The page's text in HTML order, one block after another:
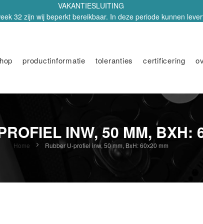
VAKANTIESLUITING
32 zijn wij beperkt bereikbaar. In deze periode kunnen
productinformatie toleranties certificering
INW, 50 MM, BXH:
Home Rubber U-profiel inw, 50 mm, BxH: 60x20 mm